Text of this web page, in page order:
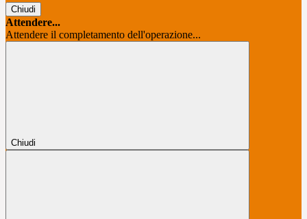
Chiudi
Attendere...
Attendere il completamento dell'operazione...
Chiudi